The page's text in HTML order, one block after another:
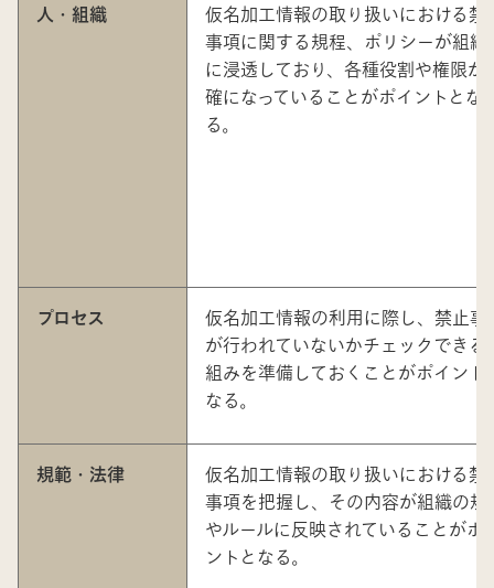
人・組織
仮名加工情報の取り扱いにおける禁
事項に関する規程、ポリシーが組織
に浸透しており、各種役割や権限が
確になっていることがポイントとな
る。
プロセス
仮名加工情報の利用に際し、禁止事
が行われていないかチェックできる
組みを準備しておくことがポイント
なる。
規範・法律
仮名加工情報の取り扱いにおける禁
事項を把握し、その内容が組織の規
やルールに反映されていることがポ
ントとなる。